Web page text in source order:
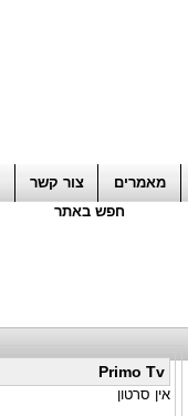
מאמרים
צור קשר
חפש באתר
Primo Tv
אין סרטון